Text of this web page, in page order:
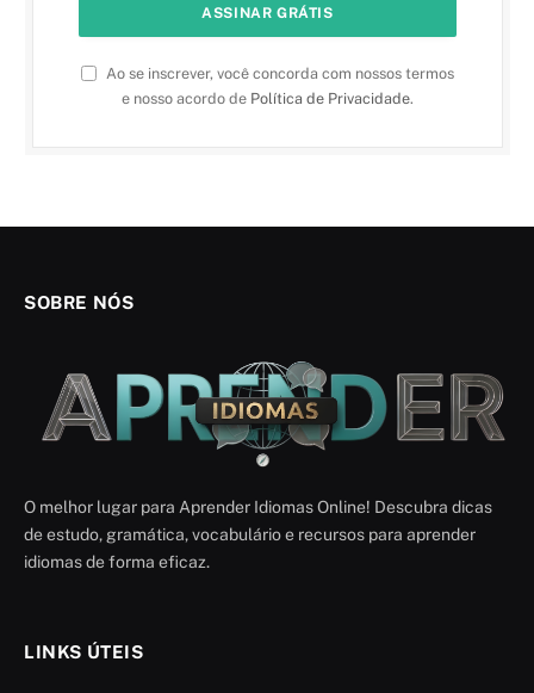
Ao se inscrever, você concorda com nossos termos
e nosso acordo de Política de Privacidade.
SOBRE NÓS
O melhor lugar para Aprender Idiomas Online! Descubra dicas
de estudo, gramática, vocabulário e recursos para aprender
idiomas de forma eficaz.
LINKS ÚTEIS